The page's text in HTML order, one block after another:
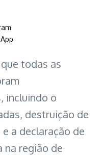
todas as
incluindo o
destruição de
a declaração de
na região de